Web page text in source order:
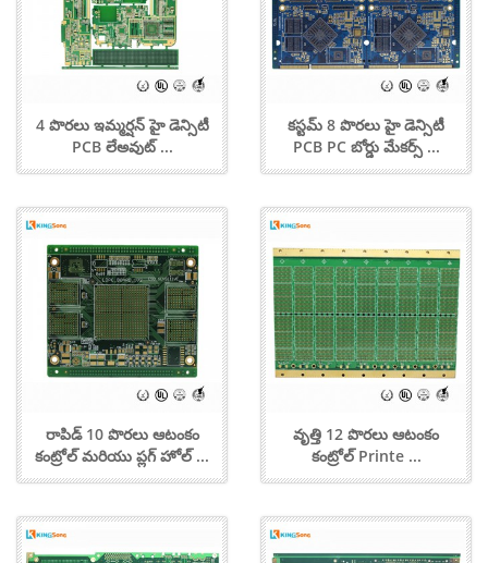
4 పొరలు ఇమ్మర్షన్ హై డెన్సిటీ
PCB లేఅవుట్ ...
కస్టమ్ 8 పొరలు హై డెన్సిటీ
PCB PC బోర్డు మేకర్స్ ...
రాపిడ్ 10 పొరలు ఆటంకం
కంట్రోల్ మరియు ప్లగ్ హోల్ ...
వృత్తి 12 పొరలు ఆటంకం
కంట్రోల్ Printe ...